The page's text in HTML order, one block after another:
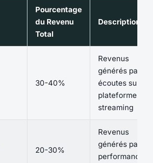
Pourcentage
du Revenu
Total
Description
30-40%
Revenus
générés par les
écoutes sur les
plateformes de
streaming
20-30%
Revenus
générés par les
performances